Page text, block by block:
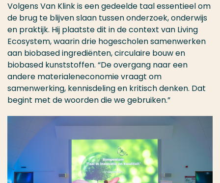
Volgens Van Klink is een gedeelde taal essentieel om
de brug te blijven slaan tussen onderzoek, onderwijs
en praktijk. Hij plaatste dit in de context van Living
Ecosystem, waarin drie hogescholen samenwerken
aan biobased ingrediënten, circulaire bouw en
biobased kunststoffen. “De overgang naar een
andere materialeneconomie vraagt om
samenwerking, kennisdeling en kritisch denken. Dat
begint met de woorden die we gebruiken.”